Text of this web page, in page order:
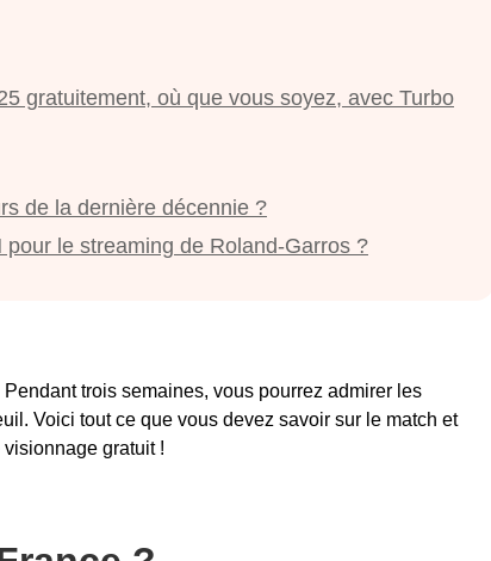
gratuitement, où que vous soyez, avec Turbo
de la dernière décennie ?
le streaming de Roland-Garros ?
trois semaines, vous pourrez admirer les
Voici tout ce que vous devez savoir sur le match et
gratuit !